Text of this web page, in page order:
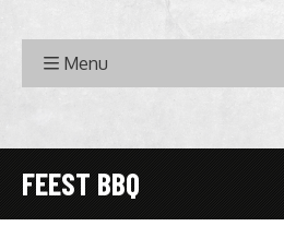
Menu
FEEST BBQ